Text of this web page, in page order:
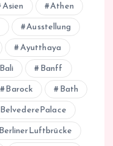
Asien Athen
Ausstellung
Ayutthaya
Bali Banff
Barock Bath
BelvederePalace
BerlinerLuftbrücke